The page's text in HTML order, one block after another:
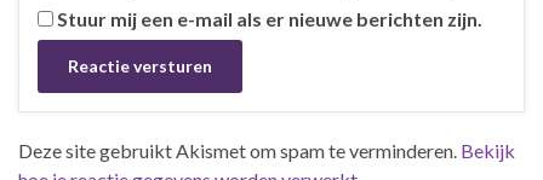
Stuur mij een e-mail als er nieuwe berichten zijn.
Deze site gebruikt Akismet om spam te verminderen. Bekijk